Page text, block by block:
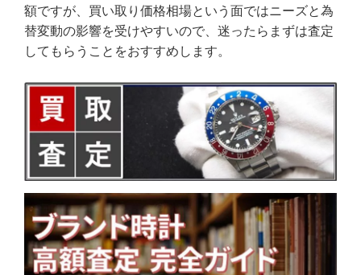
額ですが、買い取り価格相場という面ではニーズと為
替変動の影響を受けやすいので、迷ったらまずは査定
してもらうことをおすすめします。